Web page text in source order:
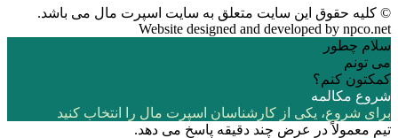
© کلیه حقوق این سایت متعلق به سایت اسپرت مال می باشد.
Website designed and developed by npco.net
سلام چطور
می تونم
کمکتون کنم؟
شروع مکالمه
برای شروع، یکی از کارشناسان اسپرت مال را انتخاب کنید
تیم معمولاً در عرض چند دقیقه پاسخ می دهد.